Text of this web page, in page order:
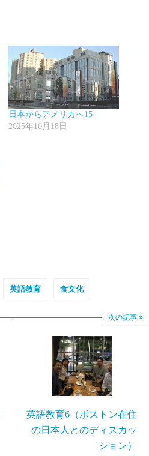
日本からアメリカへ15
2025年10月18日
英語教育 食文化
次の記事
英語教育6（ボストン在住
の日本人とのディスカッ
ション）